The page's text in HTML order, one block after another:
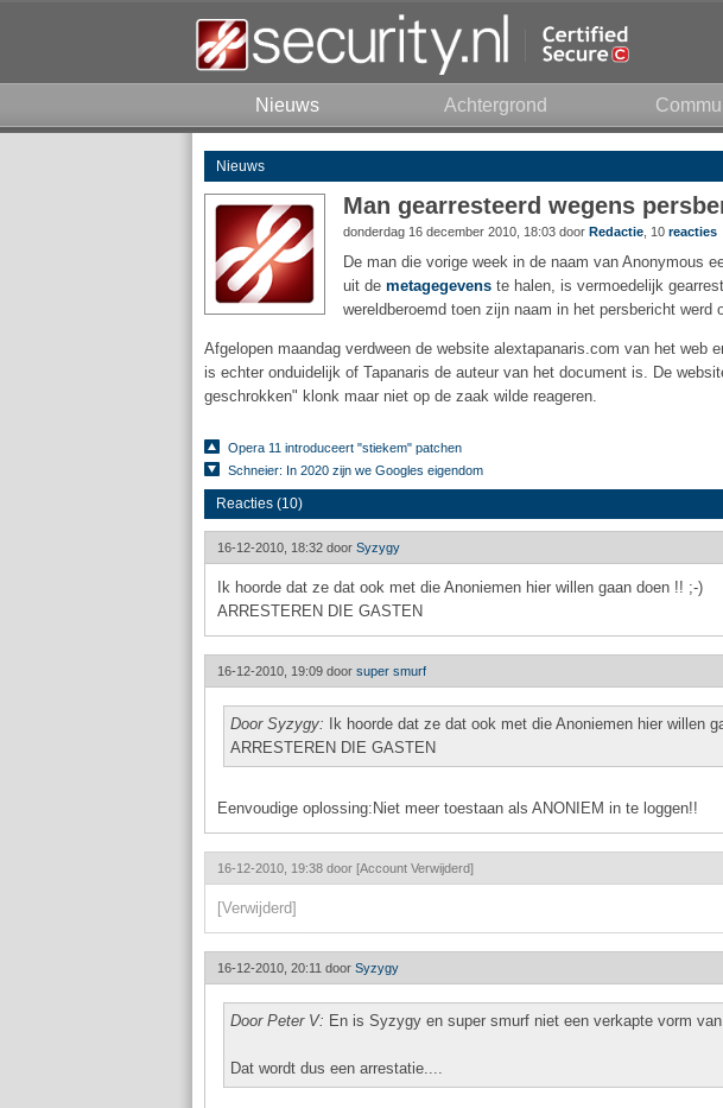
Nieuws Achtergrond
Nieuws
Man gearresteerd wegens
donderdag 16 december 2010, 18:03 door Redactie , 10 reacties
De man die vorige week in de naam van Anonymous
uit de metagegevens te halen, is vermoedelijk
wereldberoemd toen zijn naam in het persbericht werd
Afgelopen maandag verdween de website alextapanaris.com van het web
is echter onduidelijk of Tapanaris de auteur van het document is. De
geschrokken" klonk maar niet op de zaak wilde reageren.
Opera 11 introduceert "stiekem" patchen
Schneier: In 2020 zijn we Googles eigendom
Reacties (10)
16-12-2010, 18:32 door Syzygy
Ik hoorde dat ze dat ook met die Anoniemen hier willen gaan doen !! ;-)
ARRESTEREN DIE GASTEN
16-12-2010, 19:09 door super smurf
Door Syzygy:
Ik hoorde dat ze dat ook met die Anoniemen hier willen
ARRESTEREN DIE GASTEN
Eenvoudige oplossing:Niet meer toestaan als ANONIEM in te loggen!!
16-12-2010, 19:38 door [Account Verwijderd]
[Verwijderd]
16-12-2010, 20:11 door Syzygy
Door Peter V: En is Syzygy en super smurf niet een verkapte vorm
Dat wordt dus een arrestatie....